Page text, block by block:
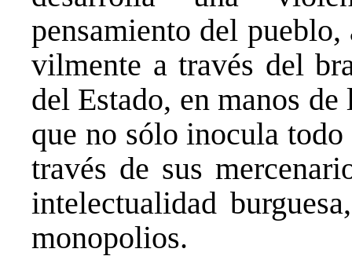
pensamiento del
vilmente a través del
del Estado, en manos
que no sólo inocula
través de sus
intelectualidad
monopolios.